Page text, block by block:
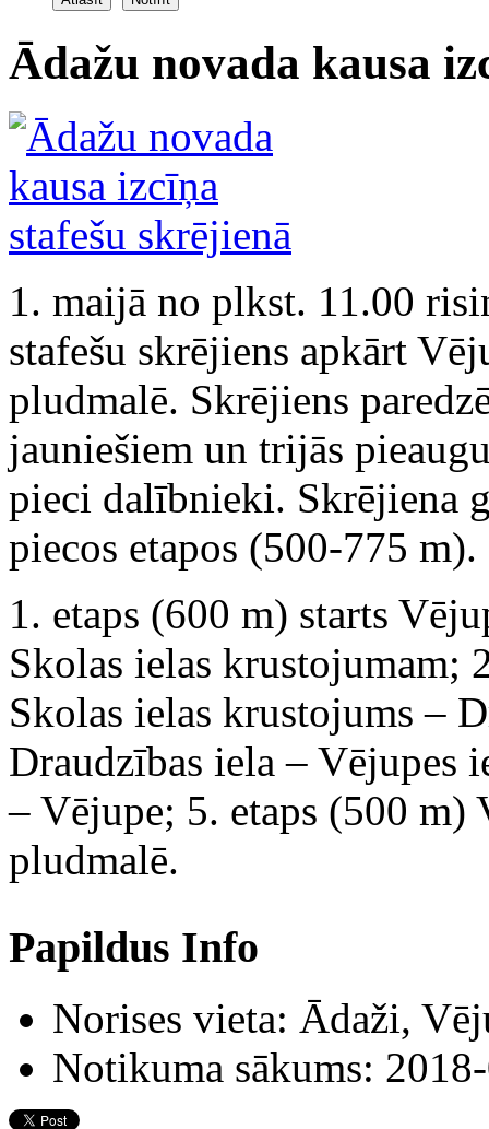
Ādažu novada kausa
1. maijā no plkst. 11.00
stafešu skrējiens apkārt
pludmalē. Skrējiens
jauniešiem un trijās
pieci dalībnieki. Skrējiena
piecos etapos (500-775 m).
1. etaps (600 m) starts
Skolas ielas krustojumam;
Skolas ielas krustojums –
Draudzības iela – Vējupes
– Vējupe; 5. etaps (500 m)
pludmalē.
Papildus Info
Norises vieta: Ādaži,
Notikuma sākums: